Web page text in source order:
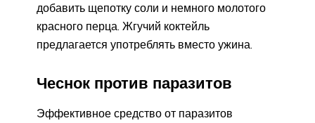
добавить щепотку соли и немного молотого
красного перца. Жгучий коктейль
предлагается употреблять вместо ужина.
Чеснок против паразитов
Эффективное средство от паразитов